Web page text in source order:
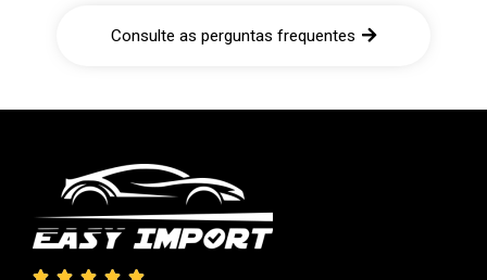
Consulte as perguntas frequentes
    